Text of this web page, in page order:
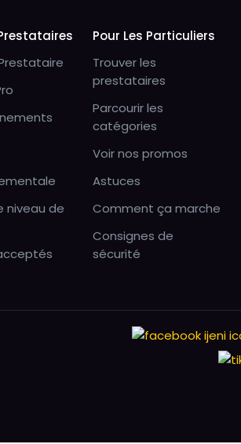
niveau de
Pour Les Particuliers
Trouver les
prestataires
Parcourir les
catégories
Voir nos promos
Astuces
Comment ça marche
Consignes de
sécurité